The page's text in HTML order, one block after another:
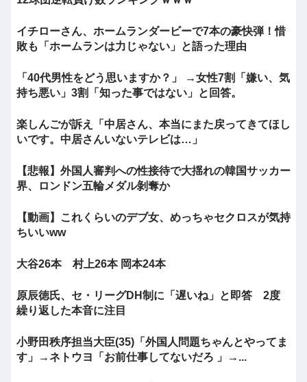
イチローさん、ホームランダービーで7本の豪快弾！惜
敗も「ホームランは力じゃない」と語った理由
「40代男性をどう思いますか？」 →女性7割「嫌い、気
持ち悪い」3割「知った事ではない」と回答。
楽しんごが訴え「中居さん、本当にまた戻ってきてほし
いです。中居さんいないテレビは…」
【悲報】外国人審判への性接待で大揺れの韓国サッカー
界、ロンドン五輪メダル剝奪か
【動画】これくらいのデブ女、めっちゃセクロスが気持
ちいいww
大谷26本 村上26本 岡本24本
原辰徳氏、セ・リーグDH制に「遅いね」と即答 2度
繰り返した本音に注目
小野田秩序担当大臣(35)「外国人問題ちゃんとやってま
す」→ネトウヨ「お前仕事してないだろ 」→...